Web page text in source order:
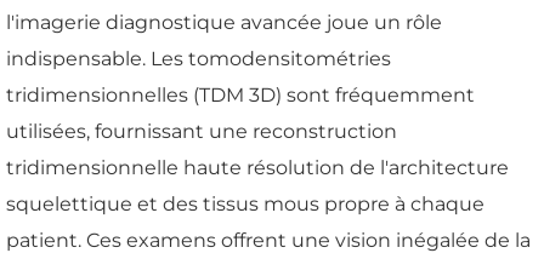
l'imagerie diagnostique avancée joue un rôle
indispensable. Les tomodensitométries
tridimensionnelles (TDM 3D) sont fréquemment
utilisées, fournissant une reconstruction
tridimensionnelle haute résolution de l'architecture
squelettique et des tissus mous propre à chaque
patient. Ces examens offrent une vision inégalée de la